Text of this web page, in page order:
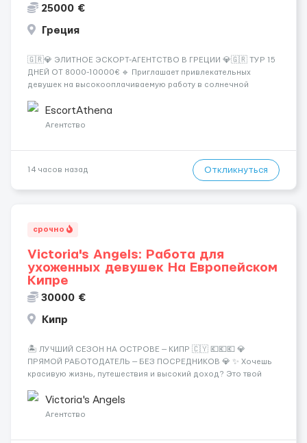
25000 €
Греция
🇬🇷💎 ЭЛИТНОЕ ЭСКОРТ-АГЕНТСТВО В ГРЕЦИИ 💎🇬🇷 ТУР 15
ДНЕЙ ОТ 8000-10000€ 🔹 Приглашает привлекательных
девушек на высокооплачиваемую работу в солнечной
хорошие деньги 💶 — это предложение для тебя! 🔹
Требования: ✔️ Возраст от ...
EscortAthena
Агентство
14 часов назад Откликнуться
срочно
Victoria's Angels: Работа для
ухоженных девушек На Европейском
Кипре
30000 €
Кипр
🏝️ ЛУЧШИЙ СЕЗОН НА ОСТРОВЕ — КИПР 🇨🇾 💶💶💶 💎
ПРЯМОЙ РАБОТОДАТЕЛЬ — БЕЗ ПОСРЕДНИКОВ 💎 ✨ Хочешь
красивую жизнь, путешествия и высокий доход? Это твой
Опытная команда с годами практики — Стабильный поток
клиентов (без ...
Victoria's Angels
Агентство